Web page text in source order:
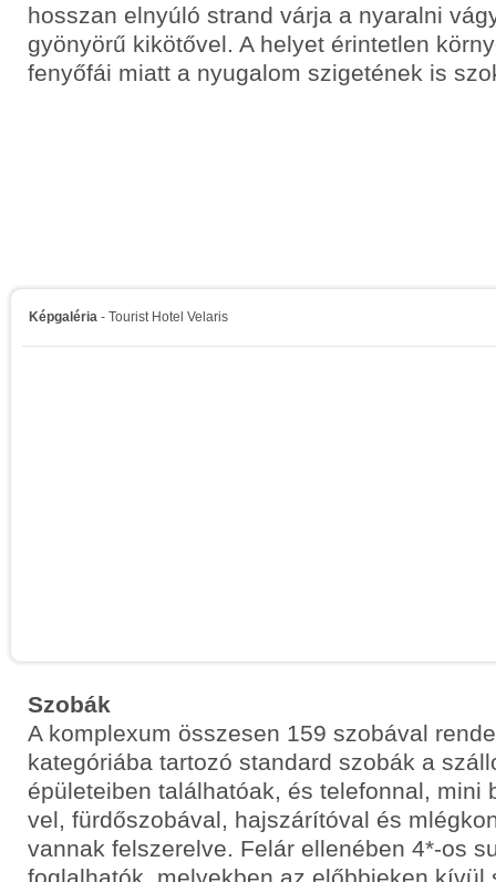
hosszan elnyúló strand várja a nyaralni
gyönyörű kikötővel. A helyet érintetlen
fenyőfái miatt a nyugalom szigetének is
Képgaléria - Tourist Hotel Velaris
Szobák
A komplexum összesen 159 szobával
kategóriába tartozó standard szobák a
épületeiben találhatóak, és telefonnal, mini
vel, fürdőszobával, hajszárítóval és
vannak felszerelve. Felár ellenében 4*-os